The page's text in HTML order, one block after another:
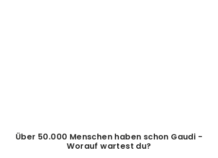
Über 50.000 Menschen haben schon Gaudi -
Worauf wartest du?